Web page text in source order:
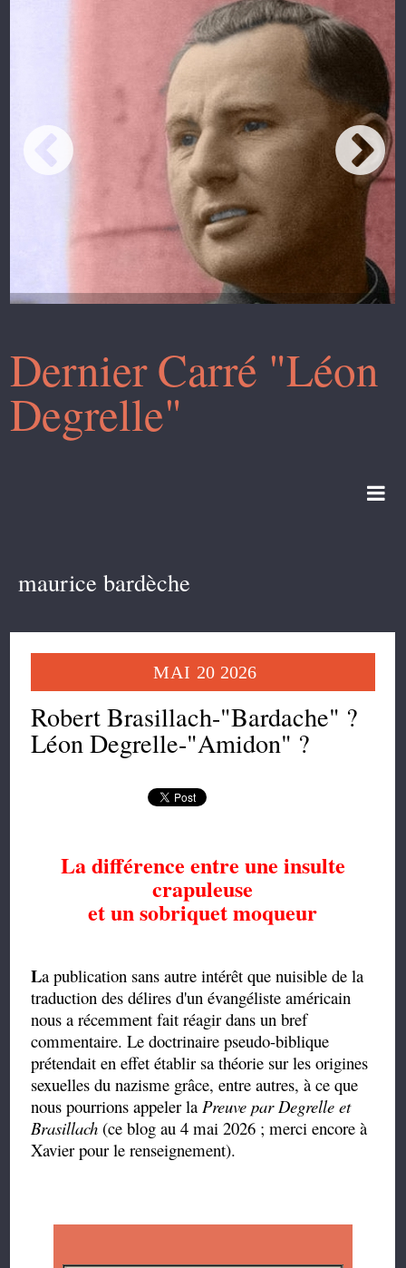
Dernier Carré "Léon
Degrelle"
maurice bardèche
MAI 20 2026
Robert Brasillach-"Bardache" ?
Léon Degrelle-"Amidon" ?
La différence entre une insulte
crapuleuse
et un sobriquet moqueur
La publication sans autre intérêt que nuisible de la
traduction des délires d'un évangéliste américain
nous a récemment fait réagir dans un bref
commentaire. Le doctrinaire pseudo-biblique
prétendait en effet établir sa théorie sur les origines
sexuelles du nazisme grâce, entre autres, à ce que
nous pourrions appeler laPreuve par Degrelle et
Brasillach (ce blog au 4 mai 2026 ; merci encore à
Xavier pour le renseignement).